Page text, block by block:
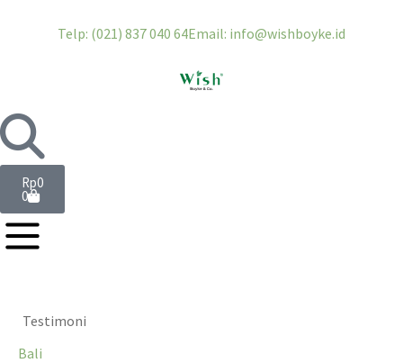
Telp: (021) 837 040 64Email: info@wishboyke.id
Rp0
0
Testimoni
Bali